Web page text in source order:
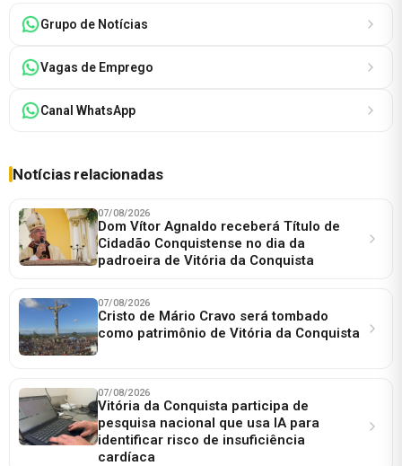
Grupo de Notícias
Vagas de Emprego
Canal WhatsApp
Notícias relacionadas
07/08/2026
Dom Vítor Agnaldo receberá Título de
Cidadão Conquistense no dia da
padroeira de Vitória da Conquista
07/08/2026
Cristo de Mário Cravo será tombado
como patrimônio de Vitória da Conquista
07/08/2026
Vitória da Conquista participa de
pesquisa nacional que usa IA para
identificar risco de insuficiência
cardíaca